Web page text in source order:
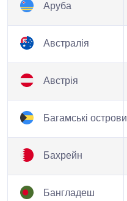
Аруба
Австралія
Австрія
Багамські острови
Бахрейн
Бангладеш